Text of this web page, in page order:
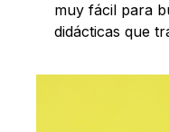
muy fácil para
didácticas que